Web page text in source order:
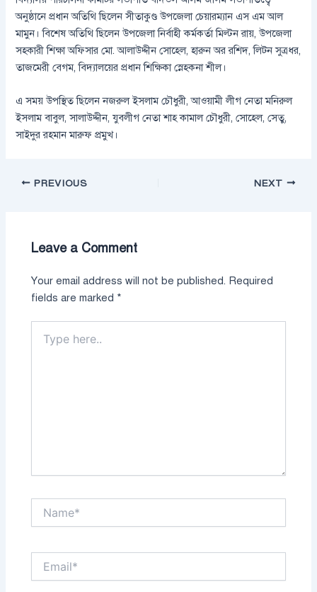
অনুষ্ঠানে প্রধান অতিথি ছিলেন সীতাকুণ্ড উপজেলা চেয়ারম্যান এস এম আল
মামুন। বিশেষ অতিথি ছিলেন উপজেলা নির্বাহী কর্মকর্তা মিল্টন রায়, উপজেলা
সহকারী শিক্ষা অফিসার মো. আলাউদ্দীন সোহেল, হারুন অর রশিদ, লিটন সুত্রধর,
তাজমেরী বেগম, বিদ্যালয়ের প্রধান শিক্ষিকা স্নেহকনা শীল।
এ সময় উপস্থিত ছিলেন নজরুল ইসলাম চৌধুরী, আওয়ামী লীগ নেতা মনিরুল
ইসলাম বাবুল, সালাউদ্দীন, যুবলীগ নেতা শাহ কামাল চৌধুরী, সোহেল, সেতু,
সাইদুর রহমান মারুফ প্রমুখ।
PREVIOUS NEXT
Leave a Comment
Your email address will not be published. Required
fields are marked *
here..